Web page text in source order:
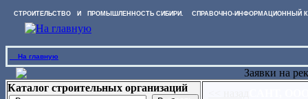
СТРОИТЕЛЬСТВО И ПРОМЫШЛЕННОСТЬ СИБИРИ. СПРАВОЧНО-ИНФОРМАЦИОННЫЙ
На главную
Заявки на
Каталог строительных организаций